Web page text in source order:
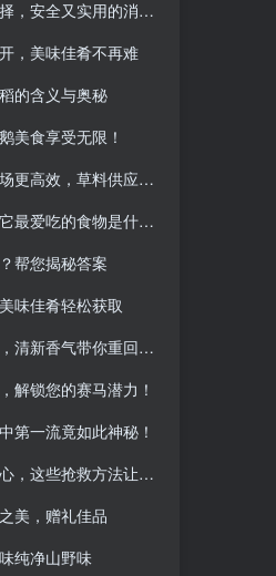
全又实用的消毒液推荐
，美味佳肴不再难
的含义与奥秘
美食享受无限！
，草料供应不再烦恼！
爱吃的食物是什么？
帮您揭秘答案
味佳肴轻松获取
新香气带你重回童年
解锁您的赛马潜力！
第一流竟如此神秘！
些抢救方法让你安心！
美，赠礼佳品
纯净山野味
全又实用的消毒液推荐
，美味佳肴不再难
的含义与奥秘
美食享受无限！
，草料供应不再烦恼！
爱吃的食物是什么？
帮您揭秘答案
味佳肴轻松获取
新香气带你重回童年
解锁您的赛马潜力！
第一流竟如此神秘！
些抢救方法让你安心！
美，赠礼佳品
纯净山野味